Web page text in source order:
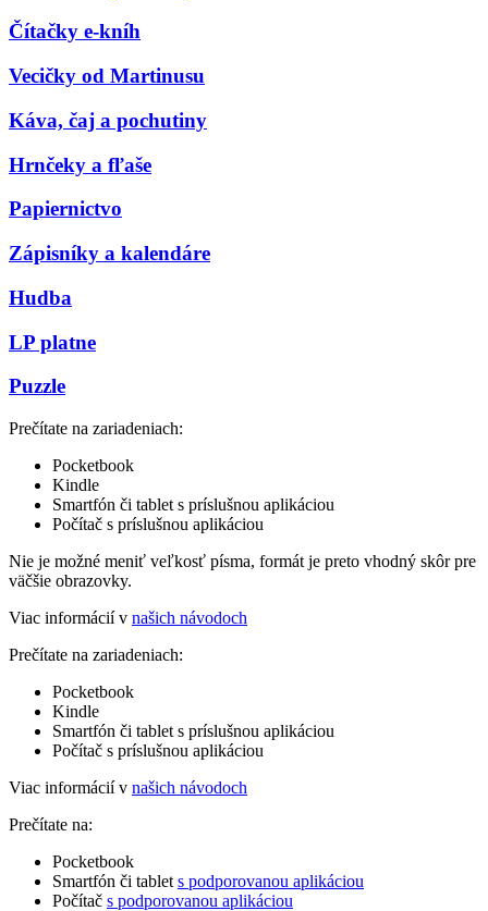
Čítačky e-kníh
Vecičky od Martinusu
Káva, čaj a pochutiny
Hrnčeky a fľaše
Papiernictvo
Zápisníky a kalendáre
Hudba
LP platne
Puzzle
Prečítate na zariadeniach:
Pocketbook
Kindle
Smartfón či tablet s príslušnou aplikáciou
Počítač s príslušnou aplikáciou
Nie je možné meniť veľkosť písma, formát je preto vhodný skôr pre
väčšie obrazovky.
Viac informácií v našich návodoch
Prečítate na zariadeniach:
Pocketbook
Kindle
Smartfón či tablet s príslušnou aplikáciou
Počítač s príslušnou aplikáciou
Viac informácií v našich návodoch
Prečítate na:
Pocketbook
Smartfón či tablet s podporovanou aplikáciou
Počítač s podporovanou aplikáciou